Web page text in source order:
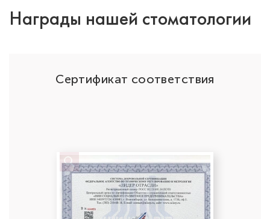
Награды нашей стоматологии
Сертификат соответствия